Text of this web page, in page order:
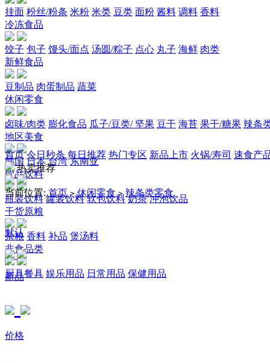
挂面 粉丝/粉条 米粉 米类 豆类 面粉 酱料 调料 香料
冷冻食品
饺子 包子 馒头/面点 汤圆/粽子 点心 丸子 海鲜 肉类
新鲜食品
豆制品 肉蛋制品 蔬菜
休闲零食
卤味/肉类 膨化食品 瓜子/豆类/ 坚果 豆干 海苔 果干/糖果 辣条
地区美食
韩国 日本 台湾 东南亚
饮品饮料
瓶装饮料 罐装饮料 软包饮料 奶茶 冲泡饮品
干货原粮
杂粮 香料 补品 煲汤料
非食品类
厨具餐具 娱乐用品 日常用品 保健用品
首页 今日秒杀 每日推荐 热门专区 新品上市 火锅/寿司 速食产
热卖推荐
当前位置:首页 > 休闲零食 > 辣条类零食
默认
新品
价格